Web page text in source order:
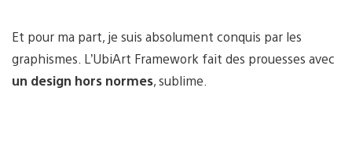
Et pour ma part, je suis absolument conquis par les
graphismes. L’UbiArt Framework fait des prouesses avec
un design hors normes, sublime.